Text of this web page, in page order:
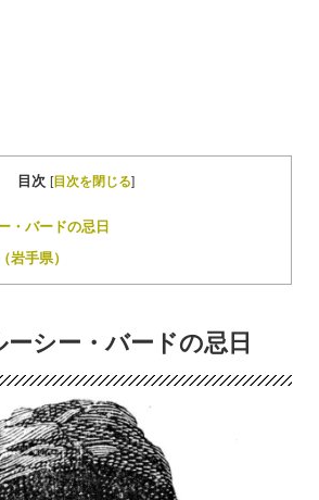
目次 [目次を閉じる]
・バードの忌日
岩手県）
シー・バードの忌日